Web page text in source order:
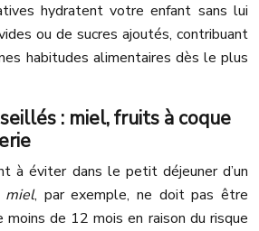
hydratent votre enfant sans lui
ou de sucres ajoutés, contribuant
habitudes alimentaires dès le plus
: miel, fruits à coque
à éviter dans le petit déjeuner d’un
miel, par exemple, ne doit pas être
moins de 12 mois en raison du risque